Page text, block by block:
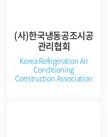
(사)한국냉동공조시공
관리협회
Korea Refrigeration Air
Conditioning
Construction Association